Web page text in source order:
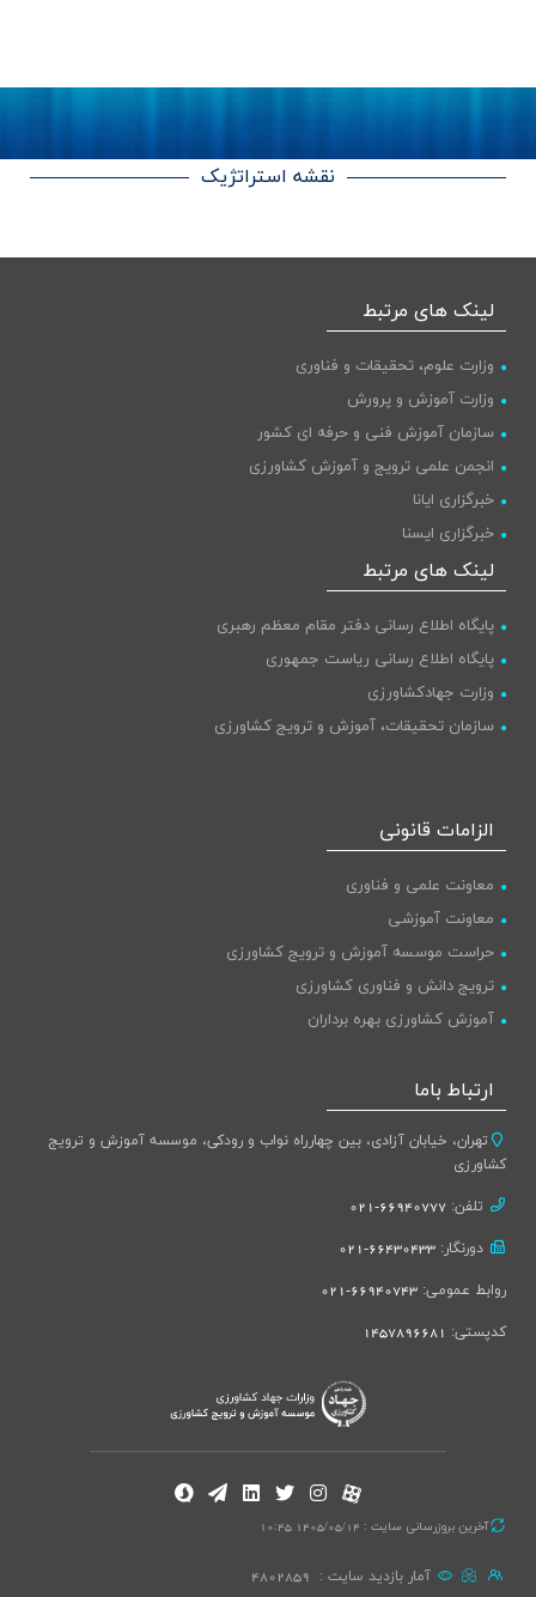
نقشه استراتژیک
لینک های مرتبط
وزارت علوم، تحقیقات و فناوری
وزارت آموزش و پرورش
سازمان آموزش فنی و حرفه ای کشور
انجمن علمی ترویج و آموزش کشاورزی
خبرگزاری ایانا
خبرگزاری ایسنا
پایگاه اطلاع رسانی دولت
لینک های مرتبط
پایگاه اطلاع رسانی دفتر مقام معظم رهبری
پایگاه اطلاع رسانی ریاست جمهوری
وزارت جهادکشاورزی
سازمان تحقیقات، آموزش و ترویج کشاورزی
الزامات قانونی
معاونت علمی و فناوری
معاونت آموزشی
حراست موسسه آموزش و ترویج کشاورزی
ترویج دانش و فناوری کشاورزی
آموزش کشاورزی بهره برداران
ارتباط باما
تهران، خیابان آزادی، بین چهارراه نواب و رودکی، موسسه آموزش و ترویج
کشاورزی
تلفن: 66940777-021
دورنگار: 66430433-021
روابط عمومی: 66940743-021
کدپستی: 1457896681
آخرین بروزرسانی سایت : 1405/05/14 10:45
آمار بازدید سایت : 4802859